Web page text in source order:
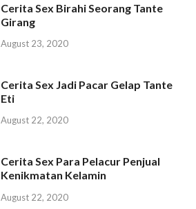
Cerita Sex Birahi Seorang Tante
Girang
August 23, 2020
Cerita Sex Jadi Pacar Gelap Tante
Eti
August 22, 2020
Cerita Sex Para Pelacur Penjual
Kenikmatan Kelamin
August 22, 2020